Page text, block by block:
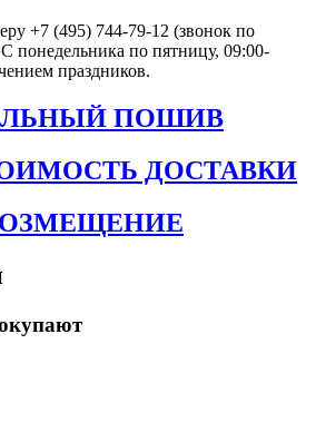
+7 (495) 744-79-12 (звонок по
понедельника по пятницу, 09:00-
праздников.
ПОШИВ
ДОСТАВКИ